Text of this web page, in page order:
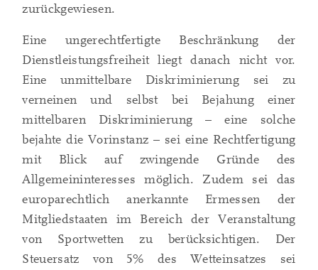
zurückgewiesen.
Eine ungerechtfertigte Beschränkung der
Dienstleistungsfreiheit liegt danach nicht vor.
Eine unmittelbare Diskriminierung sei zu
verneinen und selbst bei Bejahung einer
mittelbaren Diskriminierung – eine solche
bejahte die Vorinstanz – sei eine Rechtfertigung
mit Blick auf zwingende Gründe des
Allgemeininteresses möglich. Zudem sei das
europarechtlich anerkannte Ermessen der
Mitgliedstaaten im Bereich der Veranstaltung
von Sportwetten zu berücksichtigen. Der
Steuersatz von 5% des Wetteinsatzes sei